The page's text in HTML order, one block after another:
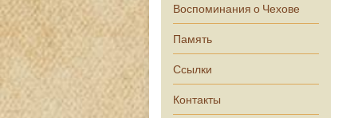
Воспоминания о Чехове
Память
Ссылки
Контакты